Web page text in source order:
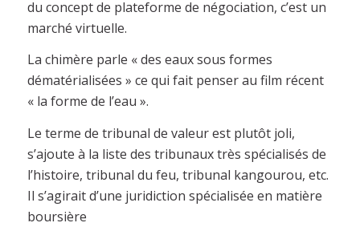
du concept de plateforme de négociation, c’est un
marché virtuelle.
La chimère parle « des eaux sous formes
dématérialisées » ce qui fait penser au film récent
« la forme de l’eau ».
Le terme de tribunal de valeur est plutôt joli,
s’ajoute à la liste des tribunaux très spécialisés de
l’histoire, tribunal du feu, tribunal kangourou, etc.
Il s’agirait d’une juridiction spécialisée en matière
boursière